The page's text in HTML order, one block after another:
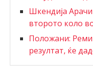
Шкендија
второто коло
Положани: Реми
резултат, ќе